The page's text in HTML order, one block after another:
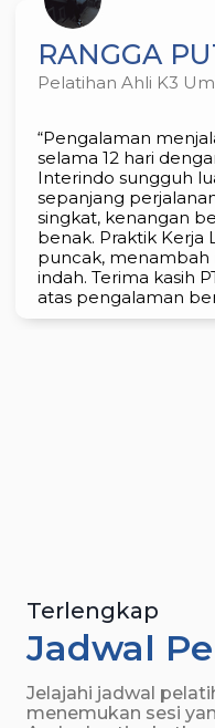
RANGGA
Pelatihan Ahli K3
“Pengalaman
selama 12 hari
Interindo sungguh
sepanjang
singkat, kenangan
benak. Praktik Kerja
puncak, menambah
indah. Terima kasih
atas pengalaman
Terlengkap
Jadwal
Jelajahi jadwal
menemukan sesi